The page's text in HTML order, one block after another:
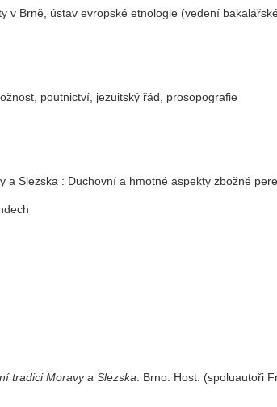
v Brně, ústav evropské etnologie (vedení
poutnictví, jezuitský řád, prosopografie
a Slezska : Duchovní a hmotné aspekty zbožné
tradici Moravy a Slezska . Brno: Host. (spoluautoři